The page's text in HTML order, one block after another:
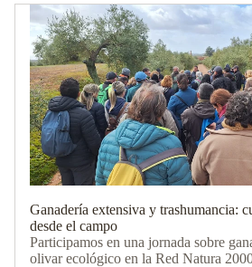
Ganadería extensiva y trashumancia:
desde el campo
Participamos en una jornada sobre
olivar ecológico en la Red Natura